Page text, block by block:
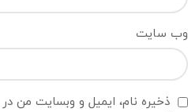
وب‌ سایت
ذخیره نام، ایمیل و وبسایت من در